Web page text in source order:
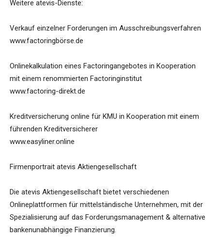
Weitere atevis-Dienste:
Verkauf einzelner Forderungen im Ausschreibungsverfahren
www.factoringbörse.de
Onlinekalkulation eines Factoringangebotes in Kooperation
mit einem renommierten Factoringinstitut
www.factoring-direkt.de
Kreditversicherung online für KMU in Kooperation mit einem
führenden Kreditversicherer
www.easyliner.online
Firmenportrait atevis Aktiengesellschaft
Die atevis Aktiengesellschaft bietet verschiedenen
Onlineplattformen für mittelständische Unternehmen, mit der
Spezialisierung auf das Forderungsmanagement & alternative
bankenunabhängige Finanzierung.